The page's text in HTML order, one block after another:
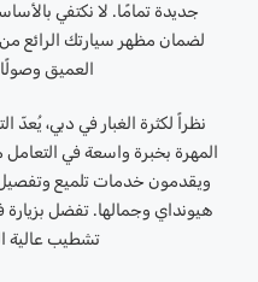
جديدة تمامًا. لا نكتفي
لضمان مظهر سيارتك الرائع
العميق وصولًا
نظراً لكثرة الغبار في دبي، يُعدّ
المهرة بخبرة واسعة في التعامل
ويقدمون خدمات تلميع
هيونداي وجمالها. تفضل
تشطيب عالية